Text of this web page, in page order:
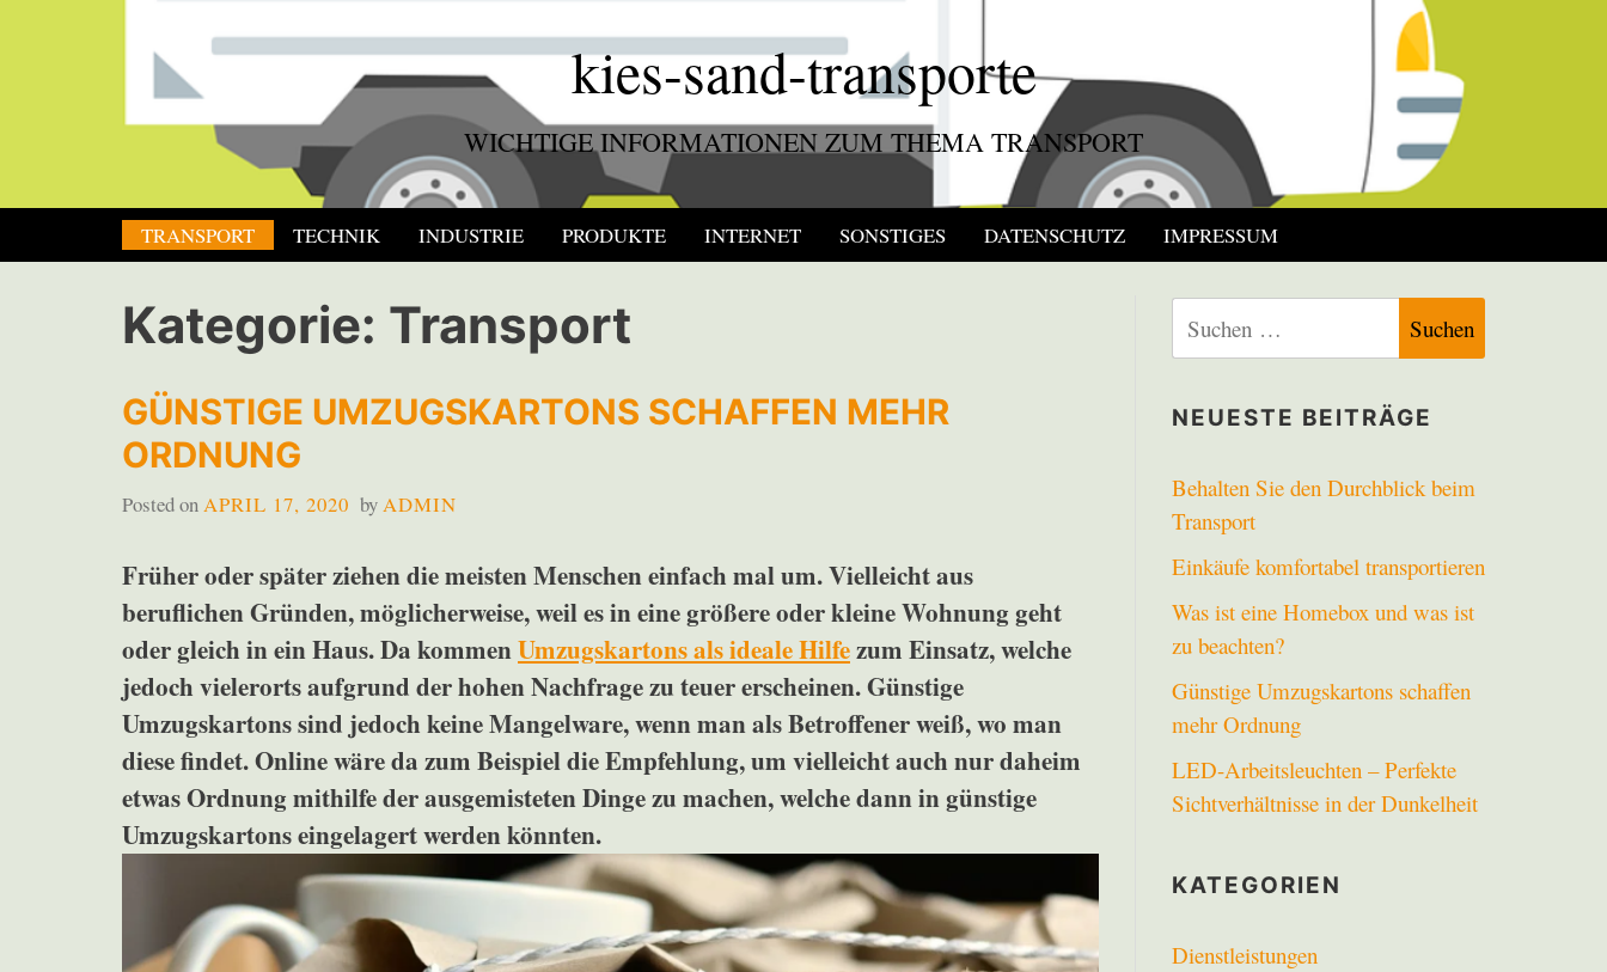
content
kies-sand-transporte
WICHTIGE INFORMATIONEN ZUM THEMA TRANSPORT
TRANSPORT TECHNIK INDUSTRIE PRODUKTE INTERNET SONSTIGES DATENSCHUTZ IMPRESSUM
Kategorie: Transport
GÜNSTIGE UMZUGSKARTONS SCHAFFEN MEHR
ORDNUNG
Posted onAPRIL 17, 2020 byADMIN
Früher oder später ziehen die meisten Menschen einfach mal um. Vielleicht aus
beruflichen Gründen, möglicherweise, weil es in eine größere oder kleine Wohnung geht
oder gleich in ein Haus. Da kommenUmzugskartons als ideale Hilfezum Einsatz, welche
jedoch vielerorts aufgrund der hohen Nachfrage zu teuer erscheinen. Günstige
Umzugskartons sind jedoch keine Mangelware, wenn man als Betroffener weiß, wo man
diese findet. Online wäre da zum Beispiel die Empfehlung, um vielleicht auch nur daheim
etwas Ordnung mithilfe der ausgemisteten Dinge zu machen, welche dann in günstige
Umzugskartons eingelagert werden könnten.
nach:
NEUESTE BEITRÄGE
Behalten Sie den Durchblick beim
Transport
Einkäufe komfortabel transportieren
Was ist eine Homebox und was ist
zu beachten?
Günstige Umzugskartons schaffen
mehr Ordnung
LED-Arbeitsleuchten – Perfekte
Sichtverhältnisse in der Dunkelheit
KATEGORIEN
Dienstleistungen